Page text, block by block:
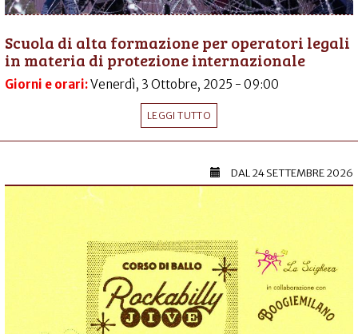
Scuola di alta formazione per operatori legali
in materia di protezione internazionale
Giorni e orari:Venerdì, 3 Ottobre, 2025 - 09:00
LEGGI TUTTO
DAL24 SETTEMBRE 2026